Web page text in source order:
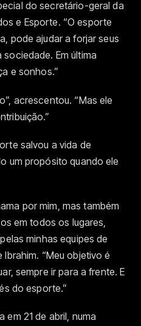
do secretário-geral da
e Esporte. “O esporte
pode ajudar a forjar seus
Em última
e sonhos.”
acrescentou. “Mas ele
salvou a vida de
um propósito quando ele
por mim, mas também
em todos os lugares,
minhas equipes de
“Meu objetivo é
sempre ir para a frente. E
do esporte.”
em 21 de abril, numa